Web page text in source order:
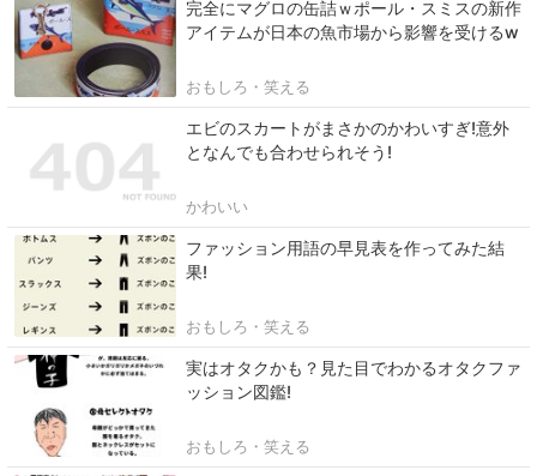
完全にマグロの缶詰ｗポール・スミスの新作
アイテムが日本の魚市場から影響を受けるw
おもしろ・笑える
エビのスカートがまさかのかわいすぎ!意外
となんでも合わせられそう!
かわいい
ファッション用語の早見表を作ってみた結
果!
おもしろ・笑える
実はオタクかも？見た目でわかるオタクファ
ッション図鑑!
おもしろ・笑える